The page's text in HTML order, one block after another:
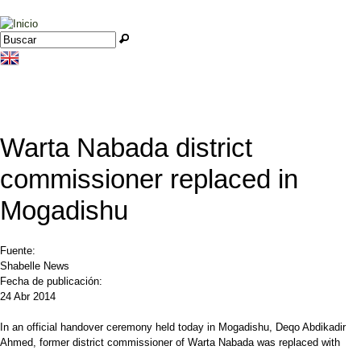
Jump to navigation
Formulario de búsqueda
Buscar
Warta Nabada district
commissioner replaced in
Mogadishu
Fuente:
Shabelle News
Fecha de publicación:
24 Abr 2014
In an official handover ceremony held today in Mogadishu, Deqo Abdikadir
Ahmed, former district commissioner of Warta Nabada was replaced with